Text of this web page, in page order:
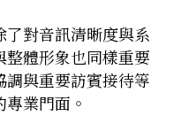
對音訊清晰度與系
整體形象也同樣重要
與重要訪賓接待等
業門面。